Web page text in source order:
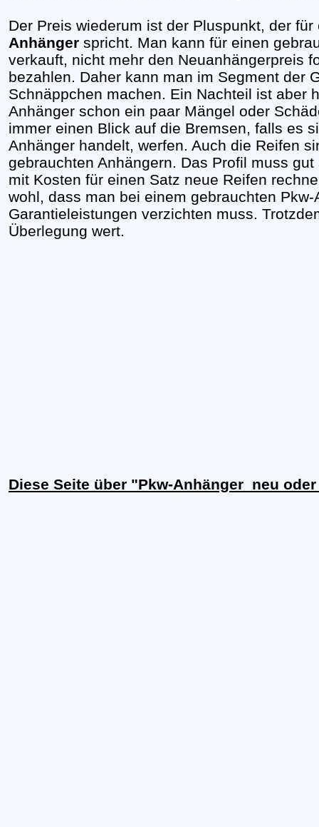
Der Preis wiederum ist der Pluspunkt, der
Anhänger spricht. Man kann für einen
verkauft, nicht mehr den Neuanhängerpreis
bezahlen. Daher kann man im Segment der
Schnäppchen machen. Ein Nachteil ist aber
Anhänger schon ein paar Mängel oder
immer einen Blick auf die Bremsen, falls es
Anhänger handelt, werfen. Auch die Reifen
gebrauchten Anhängern. Das Profil muss
mit Kosten für einen Satz neue Reifen
wohl, dass man bei einem gebrauchten
Garantieleistungen verzichten muss.
Überlegung wert.
Diese Seite über "Pkw-Anhänger  neu